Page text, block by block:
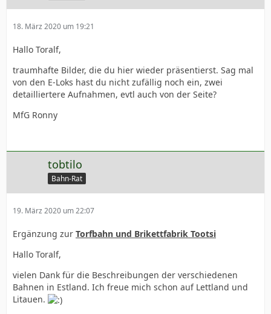
18. März 2020 um 19:21
Hallo Toralf,
traumhafte Bilder, die du hier wieder präsentierst. Sag mal
von den E-Loks hast du nicht zufällig noch ein, zwei
detailliertere Aufnahmen, evtl auch von der Seite?
MfG Ronny
tobtilo
Bahn-Rat
19. März 2020 um 22:07
Ergänzung zur Torfbahn und Brikettfabrik Tootsi
Hallo Toralf,
vielen Dank für die Beschreibungen der verschiedenen
Bahnen in Estland. Ich freue mich schon auf Lettland und
Litauen.